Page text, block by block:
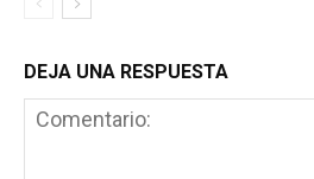
DEJA UNA RESPUESTA